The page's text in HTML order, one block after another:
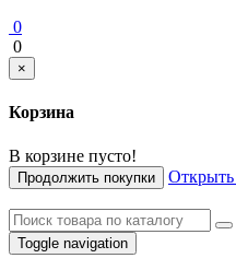
0
0
×
Корзина
В корзине пусто!
Продолжить покупки Открыть
Toggle navigation